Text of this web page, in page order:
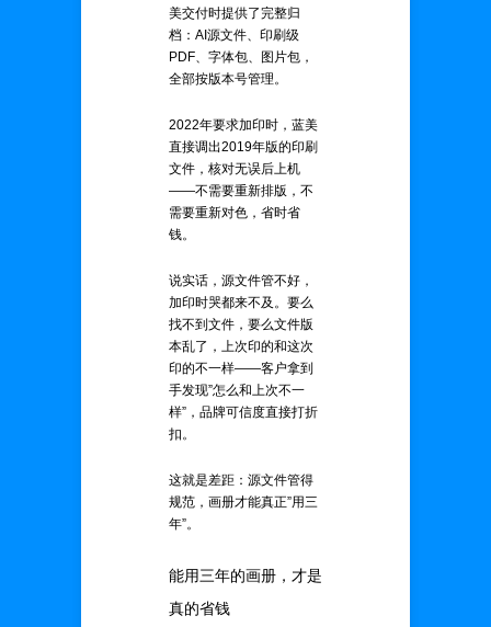
美交付时提供了完整归
档：AI源文件、印刷级
PDF、字体包、图片包，
全部按版本号管理。
2022年要求加印时，蓝美
直接调出2019年版的印刷
文件，核对无误后上机
——不需要重新排版，不
需要重新对色，省时省
钱。
说实话，源文件管不好，
加印时哭都来不及。要么
找不到文件，要么文件版
本乱了，上次印的和这次
印的不一样——客户拿到
手发现”怎么和上次不一
样”，品牌可信度直接打折
扣。
这就是差距：源文件管得
规范，画册才能真正”用三
年”。
能用三年的画册，才是
真的省钱